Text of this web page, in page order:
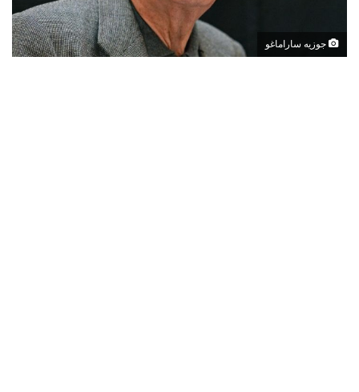
جوزيه ساراماغو